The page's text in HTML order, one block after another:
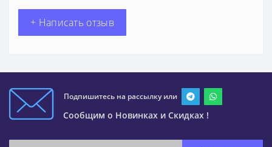
+ Написать отзыв
Подпишитесь на рассылку или
Сообщим о Новинках и Скидках !